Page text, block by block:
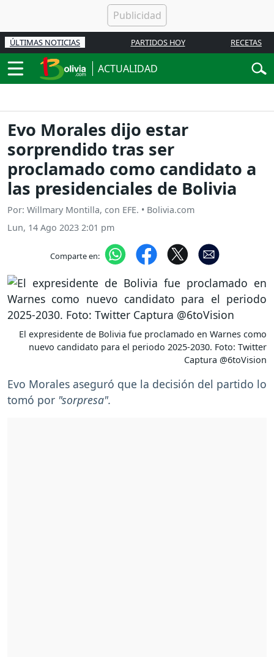
ÚLTIMAS NOTICIAS PARTIDOS HOY RECETAS
ACTUALIDAD
Evo Morales dijo estar
sorprendido tras ser
proclamado como candidato a
las presidenciales de Bolivia
Por: Willmary Montilla, con EFE. • Bolivia.com
Lun, 14 Ago 2023 2:01 pm
Comparte en:
El expresidente de Bolivia fue proclamado en Warnes como
nuevo candidato para el periodo 2025-2030. Foto: Twitter
Captura @6toVision
Evo Morales aseguró que la decisión del partido lo
tomó por "sorpresa".